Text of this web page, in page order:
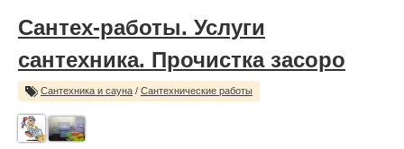
Сантех-работы. Услуги
сантехника. Прочистка засоро
Сантехника и сауна / Сантехнические работы